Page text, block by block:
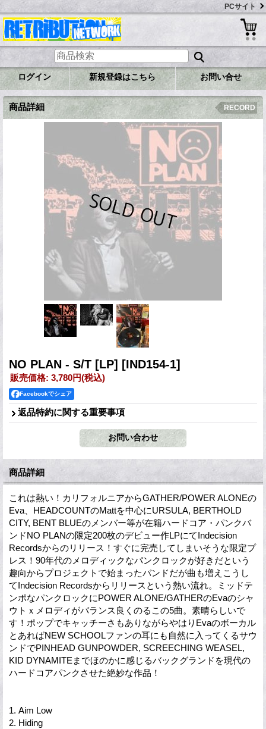
PCサイト
ログイン 新規登録はこちら お問い合せ
商品詳細 RECORD
NO PLAN - S/T [LP] [IND154-1]
販売価格: 3,780円(税込)
Facebookでシェア
返品特約に関する重要事項
商品詳細
これは熱い！カリフォルニアからGATHER/POWER ALONEの
Eva、HEADCOUNTのMattを中心にURSULA, BERTHOLD
CITY, BENT BLUEのメンバー等が在籍ハードコア・パンクバ
ンドNO PLANの限定200枚のデビュー作LPにてIndecision
Recordsからのリリース！すぐに完売してしまいそうな限定プ
レス！90年代のメロディックなパンクロックが好きだという
趣向からプロジェクトで始まったバンドだが曲も増えこうし
てIndecision Recordsからリリースという熱い流れ。ミッドテ
ンポなパンクロックにPOWER ALONE/GATHERのEvaのシャ
ウトｘメロディがバランス良くのるこの5曲。素晴らしいで
す！ポップでキャッチーさもありながらやはりEvaのボーカル
とあればNEW SCHOOLファンの耳にも自然に入ってくるサウ
ンドでPINHEAD GUNPOWDER, SCREECHING WEASEL,
KID DYNAMITEまでほのかに感じるバックグランドを現代の
ハードコアパンクさせた絶妙な作品！
1. Aim Low
2. Hiding